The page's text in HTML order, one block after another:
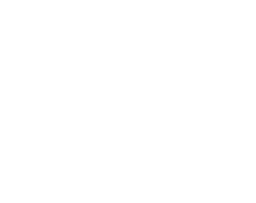
台南大飯店/